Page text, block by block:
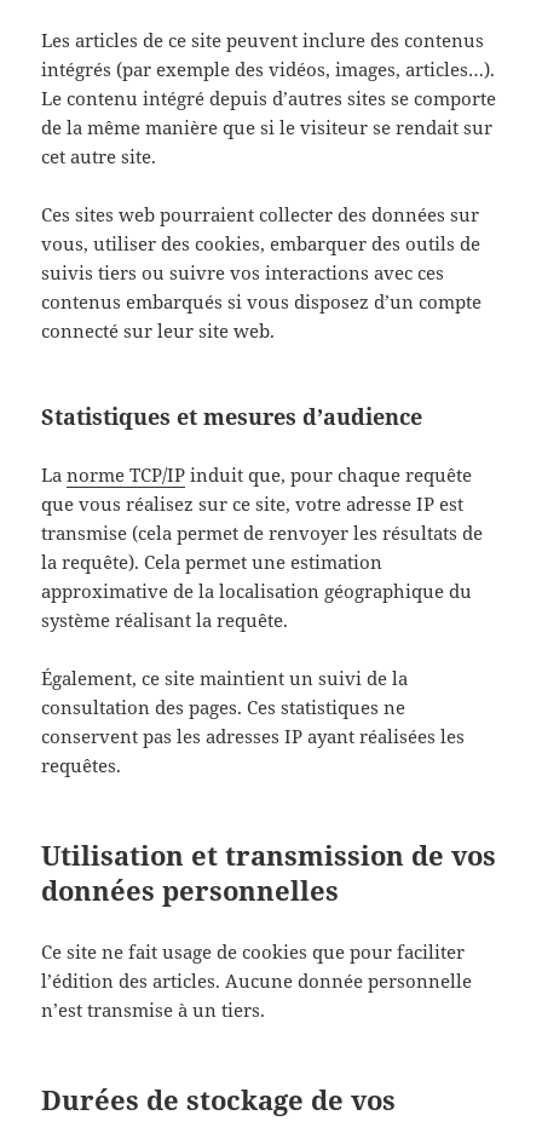
Les articles de ce site peuvent inclure des contenus
intégrés (par exemple des vidéos, images, articles…).
Le contenu intégré depuis d’autres sites se comporte
de la même manière que si le visiteur se rendait sur
cet autre site.
Ces sites web pourraient collecter des données sur
vous, utiliser des cookies, embarquer des outils de
suivis tiers ou suivre vos interactions avec ces
contenus embarqués si vous disposez d’un compte
connecté sur leur site web.
Statistiques et mesures d’audience
Lanorme TCP/IP induit que, pour chaque requête
que vous réalisez sur ce site, votre adresse IP est
transmise (cela permet de renvoyer les résultats de
la requête). Cela permet une estimation
approximative de la localisation géographique du
système réalisant la requête.
Également, ce site maintient un suivi de la
consultation des pages. Ces statistiques ne
conservent pas les adresses IP ayant réalisées les
requêtes.
Utilisation et transmission de vos
données personnelles
Ce site ne fait usage de cookies que pour faciliter
l’édition des articles. Aucune donnée personnelle
n’est transmise à un tiers.
Durées de stockage de vos